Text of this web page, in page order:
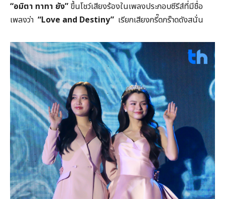
“อมิตา ทาทา ยัง” ขึ้นโชว์เสียงร้องในเพลงประกอบซีรีส์ที่มีชื่อ
เพลงว่า “Love and Destiny” เรียกเสียงกรี๊ดกร๊าดดังสนั่น